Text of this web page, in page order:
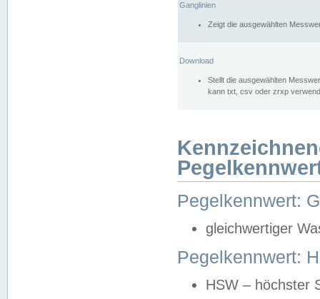
Ganglinien
Zeigt die ausgewählten
Download
Stellt die ausgewählten
kann txt, csv oder zrxp
Pegelkennwert:
gleichwertiger
Pegelkennwert:
HSW – höchster